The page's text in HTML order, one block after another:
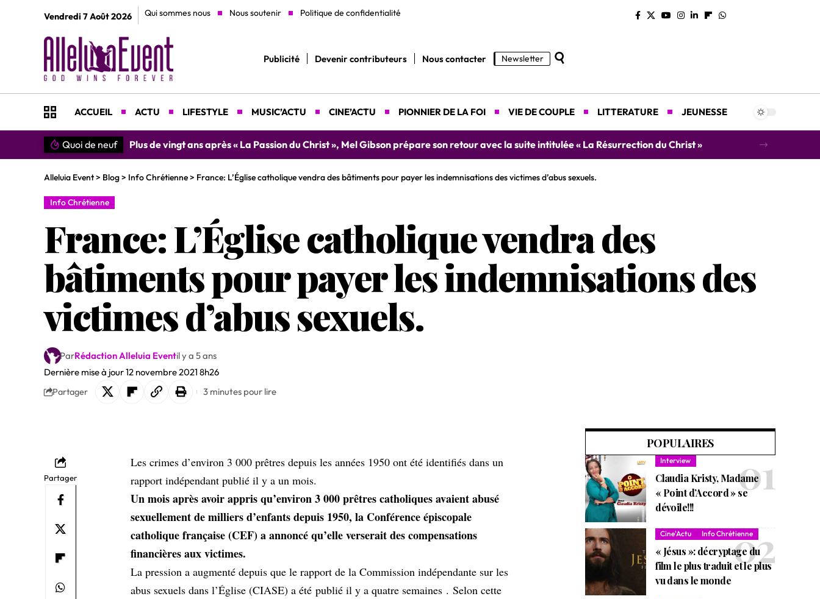
Vendredi 7 Août 2026 Qui sommes nous Nous soutenir Politique de confidentialité
Publicité Devenir contributeurs Nous contacter Newsletter
ACCUEIL ACTU LIFESTYLE MUSIC’ACTU CINE’ACTU PIONNIER DE LA FOI VIE DE COUPLE LITTERATURE JEUNESSE
Quoi de neuf Plus de vingt ans après « La Passion du Christ », Mel Gibson prépare son retour avec la suite intitulée « La Résurrection du Christ »
Alleluia Event> Blog> Info Chrétienne> France: L’Église catholique vendra des bâtiments pour payer les indemnisations des victimes d’abus sexuels.
Info Chrétienne
France: L’Église catholique vendra des
bâtiments pour payer les indemnisations des
victimes d’abus sexuels.
Dernière mise à jour 12 novembre 2021 8h26
ParRédaction Alleluia Eventil y a 5 ans
Partager 3 minutes pour lire
Partager
Les crimes d’environ 3 000 prêtres depuis les années 1950 ont été identifiés dans un
rapport indépendant publié il y a un mois.
Un mois après avoir appris qu’environ 3 000 prêtres catholiques avaient abusé
sexuellement de milliers d’enfants depuis 1950, la Conférence épiscopale
catholique française (CEF) a annoncé qu’elle verserait des compensations
financières aux victimes.
La pression a augmenté depuis que le rapport de la Commission indépendante sur les
abus sexuels dans l’Église (CIASE) a étépublié il y a quatre semaines . Selon cette
POPULAIRES
Interview
Claudia Kristy, Madame
« Point d’Accord » se
dévoile!!!
Cine'Actu Info Chrétienne
« Jésus »: décryptage du
film le plus traduit et le plus
vu dans le monde